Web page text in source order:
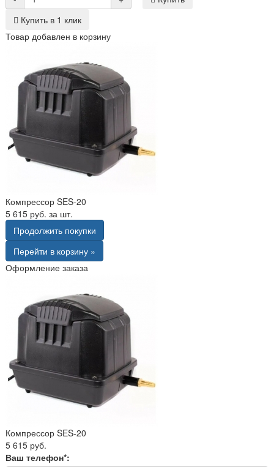
Купить в 1 клик
Товар добавлен в корзину
Компрессор SES-20
5 615 руб. за шт.
Продолжить покупки
Перейти в корзину »
Оформление заказа
Компрессор SES-20
5 615 руб.
Ваш телефон*: